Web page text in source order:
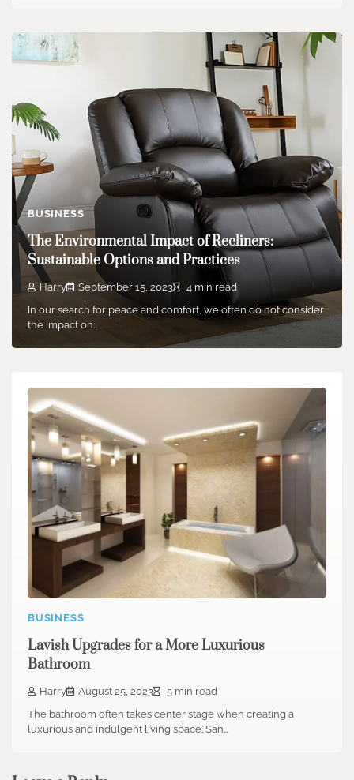
BUSINESS
The Environmental Impact of Recliners:
Sustainable Options and Practices
Harry September 15, 2023
4 min read
In our search for peace and comfort, we often do not consider
the impact on…
BUSINESS
Lavish Upgrades for a More Luxurious
Bathroom
Harry August 25, 2023
5 min read
The bathroom often takes center stage when creating a
luxurious and indulgent living space. San…